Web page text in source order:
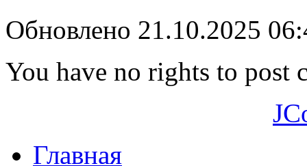
Обновлено 21.10.2025
You have no rights to post
Главная